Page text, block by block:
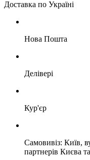
Доставка по Україні
Нова Пошта
Делівері
Кур'єр
Самовивіз: Київ,
партнерів Києва